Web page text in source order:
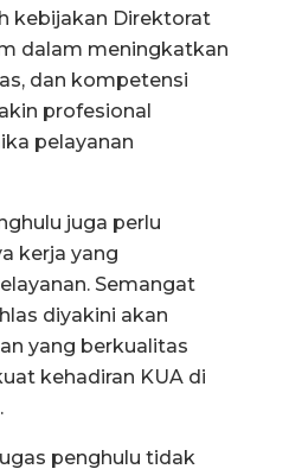
kebijakan Direktorat
dalam meningkatkan
dan kompetensi
profesional
pelayanan
juga perlu
kerja yang
Semangat
diyakini akan
yang berkualitas
kehadiran KUA di
penghulu tidak